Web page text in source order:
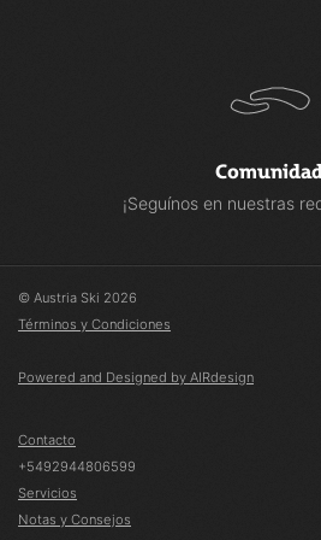
¡Seguínos en nuestras
© Austria Ski 2026
Términos y Condiciones
Powered and Designed by AIRdesign
Contacto
+5492944806599
Servicios
Notas y Consejos